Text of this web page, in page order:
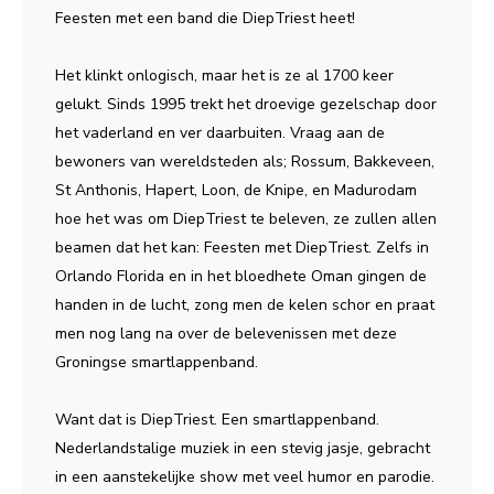
Feesten met een band die DiepTriest heet!
Het klinkt onlogisch, maar het is ze al 1700 keer
gelukt. Sinds 1995 trekt het droevige gezelschap door
het vaderland en ver daarbuiten. Vraag aan de
bewoners van wereldsteden als; Rossum, Bakkeveen,
St Anthonis, Hapert, Loon, de Knipe, en Madurodam
hoe het was om DiepTriest te beleven, ze zullen allen
beamen dat het kan: Feesten met DiepTriest. Zelfs in
Orlando Florida en in het bloedhete Oman gingen de
handen in de lucht, zong men de kelen schor en praat
men nog lang na over de belevenissen met deze
Groningse smartlappenband.
Want dat is DiepTriest. Een smartlappenband.
Nederlandstalige muziek in een stevig jasje, gebracht
in een aanstekelijke show met veel humor en parodie.